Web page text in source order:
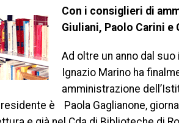
Con i consiglieri di
Giuliani, Paolo Carini e
Ad oltre un anno dal
Ignazio Marino ha
amministrazione
è Paola Gaglianone,